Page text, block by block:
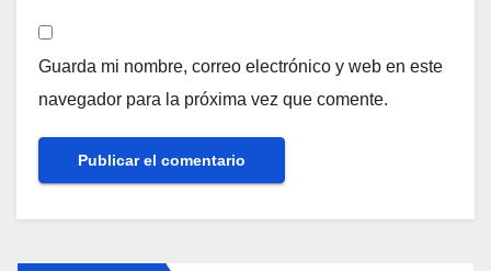
Guarda mi nombre, correo electrónico y web en este
navegador para la próxima vez que comente.